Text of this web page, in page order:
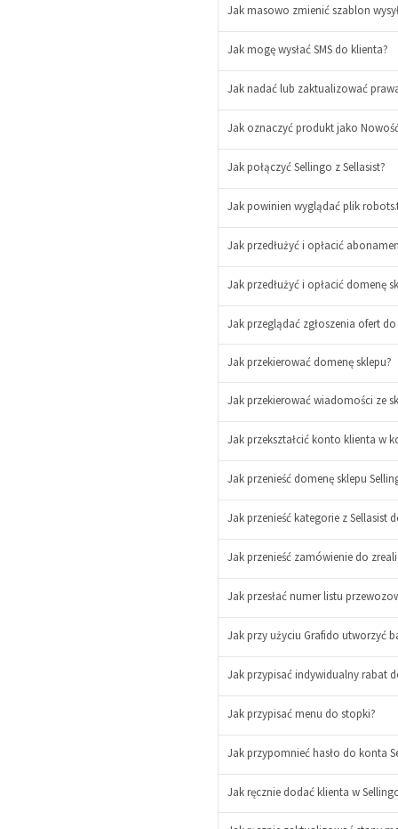
Jak masowo zmienić szablon
Jak mogę wysłać SMS do klienta?
Jak nadać lub zaktualizować
Jak oznaczyć produkt jako
Jak połączyć Sellingo z Sellasist?
Jak powinien wyglądać plik
Jak przedłużyć i opłacić
Jak przedłużyć i opłacić domenę
Jak przeglądać zgłoszenia ofert
+
Jak przekierować domenę sklepu?
+
Jak przekierować wiadomości ze
Jak przekształcić konto klienta w
Jak przenieść domenę sklepu
Jak przenieść kategorie z Sellasist
Jak przenieść zamówienie do
Jak przesłać numer listu
Jak przy użyciu Grafido utworzyć
Jak przypisać indywidualny rabat
Jak przypisać menu do stopki?
Jak przypomnieć hasło do konta
Jak ręcznie dodać klienta w